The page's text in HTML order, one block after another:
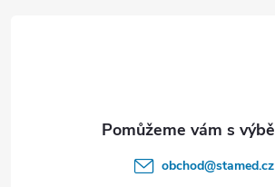
obchod@stamed.cz